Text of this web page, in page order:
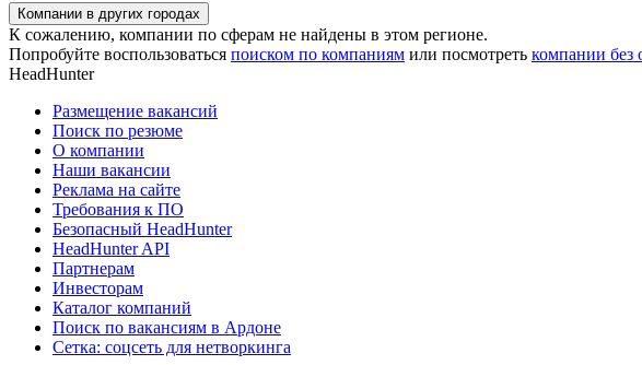
Компании в других городах
К сожалению, компании по сферам не найдены в этом регионе.
Попробуйте воспользоваться поиском по компаниям или посмотреть компании без
HeadHunter
Размещение вакансий
Поиск по резюме
О компании
Наши вакансии
Реклама на сайте
Требования к ПО
Безопасный HeadHunter
HeadHunter API
Партнерам
Инвесторам
Каталог компаний
Поиск по вакансиям в Ардоне
Сетка: соцсеть для нетворкинга